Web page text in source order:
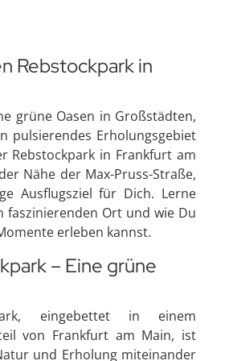
Rebstockpark in
grüne Oasen in Großstädten,
pulsierendes Erholungsgebiet
Rebstockpark in Frankfurt am
Nähe der Max-Pruss-Straße,
Ausflugsziel für Dich. Lerne
faszinierenden Ort und wie Du
erleben kannst.
– Eine grüne
eingebettet in einem
von Frankfurt am Main, ist
und Erholung miteinander